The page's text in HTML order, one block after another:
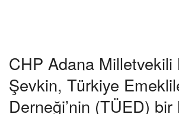
CHP Adana Milletvekili
Şevkin, Türkiye
Derneği’nin (TÜED) bir